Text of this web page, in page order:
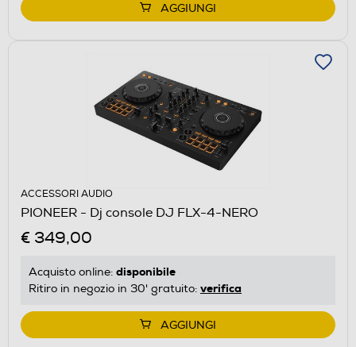
AGGIUNGI
ACCESSORI AUDIO
PIONEER - Dj console DJ FLX-4-NERO
€ 349,00
Acquisto online: disponibile
Ritiro in negozio in 30' gratuito: verifica
AGGIUNGI